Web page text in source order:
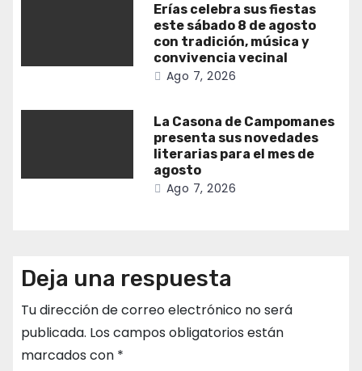
Erías celebra sus fiestas
este sábado 8 de agosto
con tradición, música y
convivencia vecinal
Ago 7, 2026
La Casona de Campomanes
presenta sus novedades
literarias para el mes de
agosto
Ago 7, 2026
Deja una respuesta
Tu dirección de correo electrónico no será
publicada. Los campos obligatorios están
marcados con *